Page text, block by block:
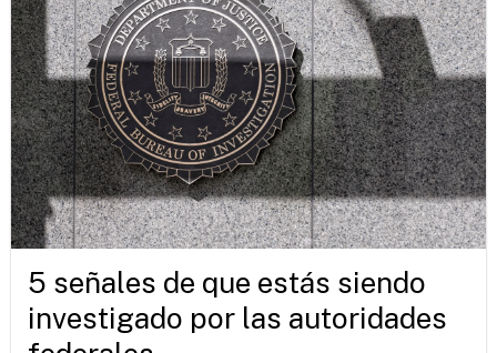
5 señales de que estás siendo
investigado por las autoridades